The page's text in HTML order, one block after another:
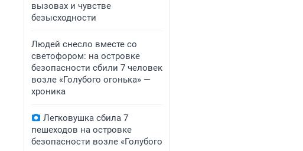
вызовах и чувстве
безысходности
Людей снесло вместе со
светофором: на островке
безопасности сбили 7 человек
возле «Голубого огонька» —
хроника
Легковушка сбила 7
пешеходов на островке
безопасности возле «Голубого